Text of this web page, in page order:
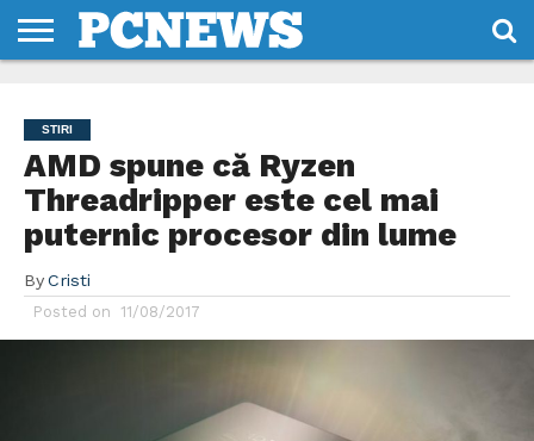
NOI
SI
CONDITII
STIRI
AMD spune că Ryzen
Threadripper este cel mai
puternic procesor din lume
By Cristi
Posted on 11/08/2017